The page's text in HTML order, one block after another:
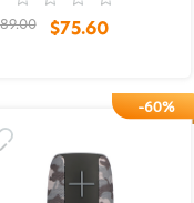
$75.60
-60%